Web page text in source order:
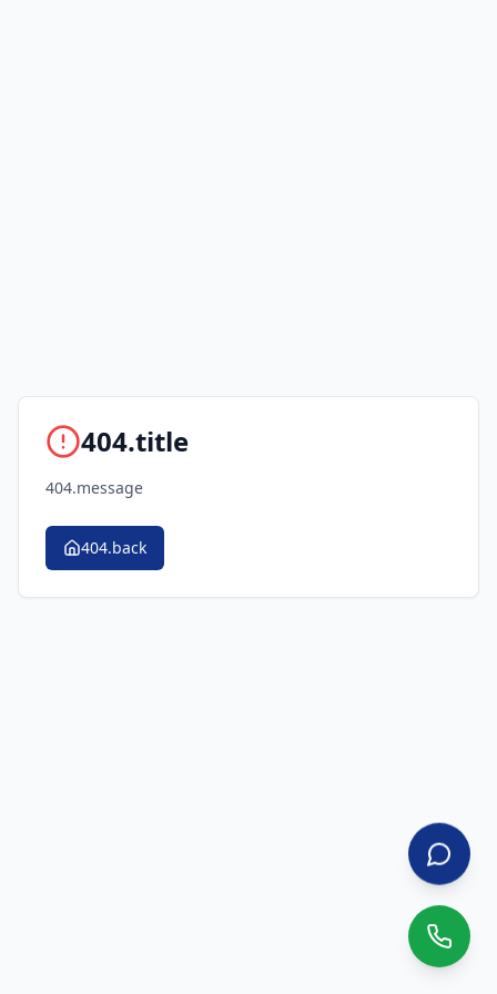
404.title
404.message
404.back